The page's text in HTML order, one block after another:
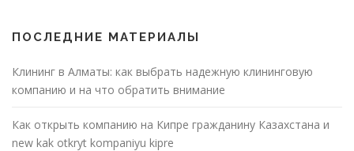
ПОСЛЕДНИЕ МАТЕРИАЛЫ
Клининг в Алматы: как выбрать надежную клининговую
компанию и на что обратить внимание
Как открыть компанию на Кипре гражданину Казахстана и
new kak otkryt kompaniyu kipre